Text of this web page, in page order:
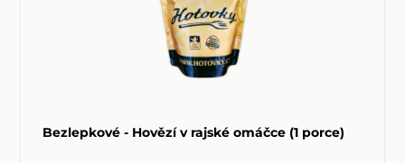
Bezlepkové - Hovězí v rajské omáčce (1 porce)